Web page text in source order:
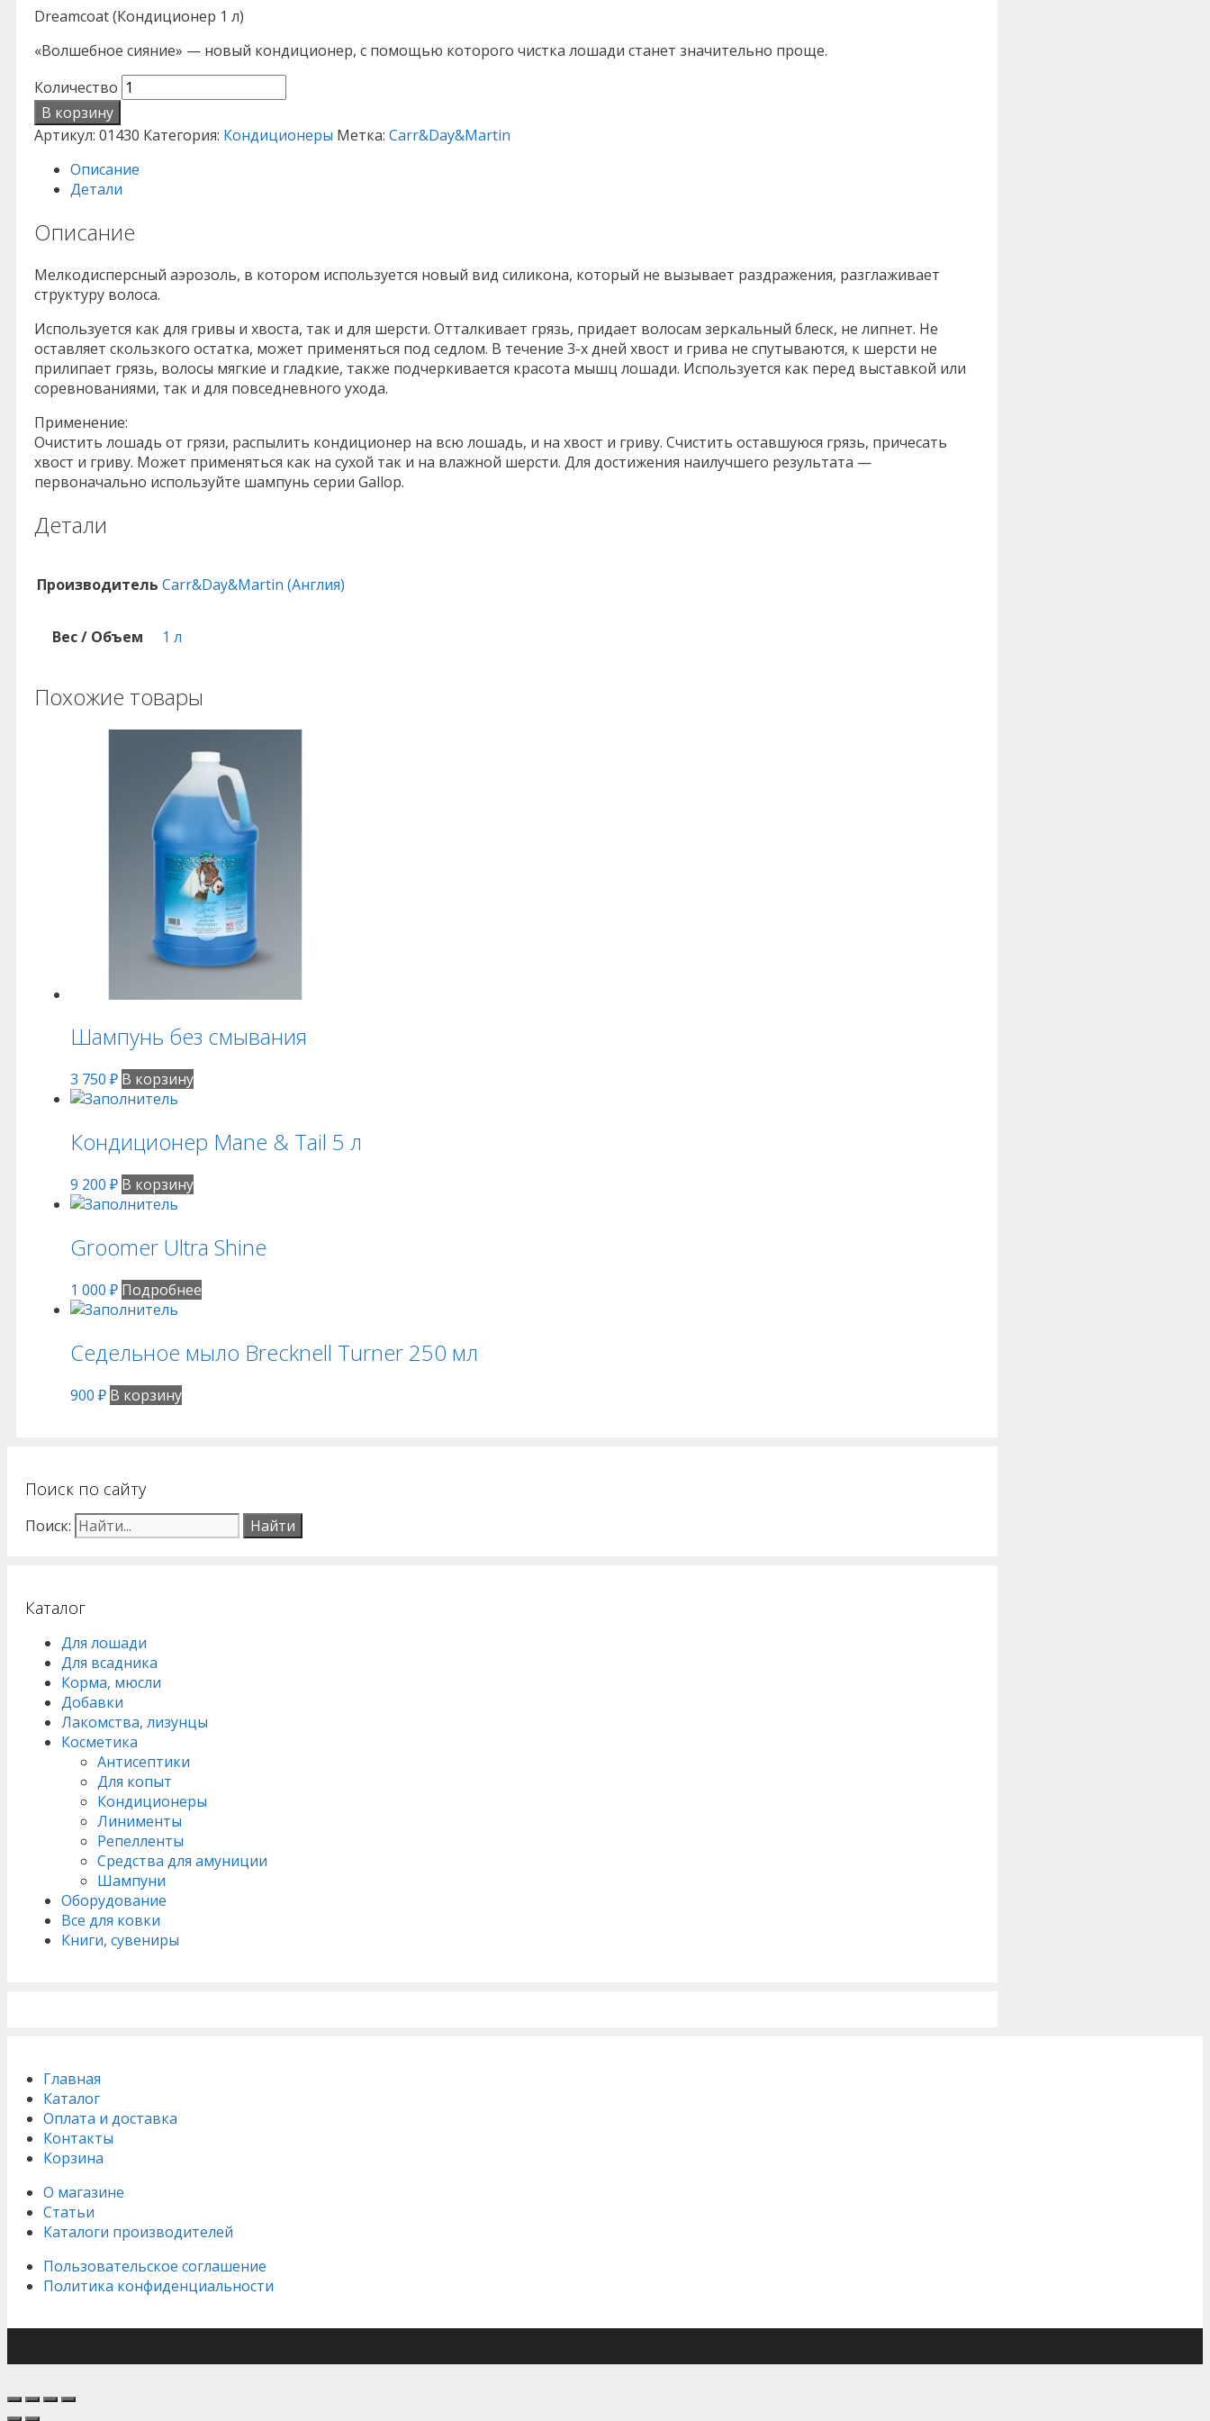
Dreamcoat (Кондиционер 1 л)
«Волшебное сияние» — новый кондиционер, с помощью которого чистка лошади станет значительно проще.
Количество
В корзину
Артикул: 01430 Категория: Кондиционеры Метка: Carr&Day&Martin
Описание
Детали
Описание
Мелкодисперсный аэрозоль, в котором используется новый вид силикона, который не вызывает раздражения, разглаживает
структуру волоса.
Используется как для гривы и хвоста, так и для шерсти. Отталкивает грязь, придает волосам зеркальный блеск, не липнет. Не
оставляет скользкого остатка, может применяться под седлом. В течение 3-х дней хвост и грива не спутываются, к шерсти не
прилипает грязь, волосы мягкие и гладкие, также подчеркивается красота мышц лошади. Используется как перед выставкой или
соревнованиями, так и для повседневного ухода.
Применение:
Очистить лошадь от грязи, распылить кондиционер на всю лошадь, и на хвост и гриву. Счистить оставшуюся грязь, причесать
хвост и гриву. Может применяться как на сухой так и на влажной шерсти. Для достижения наилучшего результата —
первоначально используйте шампунь серии Gallop.
Детали
Производитель Carr&Day&Martin (Англия)
Вес / Объем 1 л
Похожие товары
Шампунь без смывания
3 750 ₽ В корзину
Кондиционер Mane & Tail 5 л
9 200 ₽ В корзину
Groomer Ultra Shine
1 000 ₽ Подробнее
Седельное мыло Brecknell Turner 250 мл
900 ₽ В корзину
Поиск по сайту
Поиск:
Каталог
Для лошади
Для всадника
Корма, мюсли
Добавки
Лакомства, лизунцы
Косметика
Антисептики
Для копыт
Кондиционеры
Линименты
Репелленты
Средства для амуниции
Шампуни
Оборудование
Все для ковки
Книги, сувениры
Главная
Каталог
Оплата и доставка
Контакты
Корзина
О магазине
Статьи
Каталоги производителей
Пользовательское соглашение
Политика конфиденциальности